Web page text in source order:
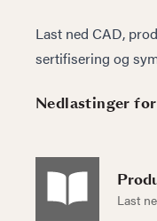
Last ned CAD,
sertifisering og
Nedlastinger
Last